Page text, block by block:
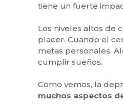
tiene un fuerte
Los niveles altos de
placer. Cuando el
metas personales.
cumplir sueños.
Como vemos, la
muchos aspectos